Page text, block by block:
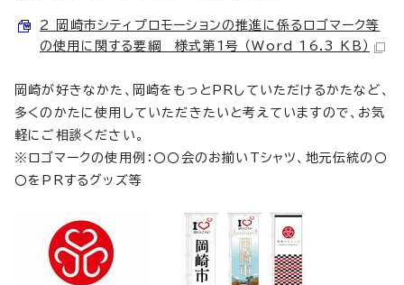
2 岡崎市シティプロモーションの推進に係るロゴマーク等
の使用に関する要綱 様式第1号 （Word 16.3 KB）
岡崎が好きなかた、岡崎をもっとPRしていただけるかたなど、
多くのかたに使用していただきたいと考えていますので、お気
軽にご相談ください。
※ロゴマークの使用例：〇〇会のお揃いTシャツ、地元伝統の〇
〇をPRするグッズ等